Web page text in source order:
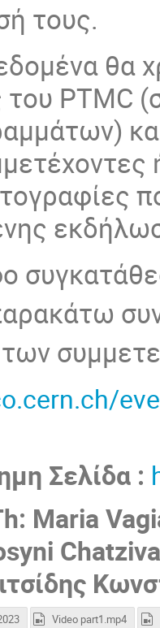
τους.
θα
PTMC
Σελίδα :
Maria
Video part1.mp4